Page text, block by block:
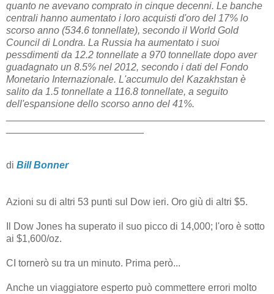
quanto ne avevano comprato in cinque decenni. Le banche
centrali hanno aumentato i loro acquisti d'oro del 17% lo
scorso anno (534.6 tonnellate), secondo il World Gold
Council di Londra. La Russia ha aumentato i suoi
pessdimenti da 12.2 tonnellate a 970 tonnellate dopo aver
guadagnato un 8.5% nel 2012, secondo i dati del Fondo
Monetario Internazionale. L'accumulo del Kazakhstan è
salito da 1.5 tonnellate a 116.8 tonnellate, a seguito
dell'espansione dello scorso anno del 41%.
di Bill Bonner
Azioni su di altri 53 punti sul Dow ieri. Oro giù di altri $5.
Il Dow Jones ha superato il suo picco di 14,000; l'oro è sotto
ai $1,600/oz.
CI tornerò su tra un minuto. Prima però...
Anche un viaggiatore esperto può commettere errori molto